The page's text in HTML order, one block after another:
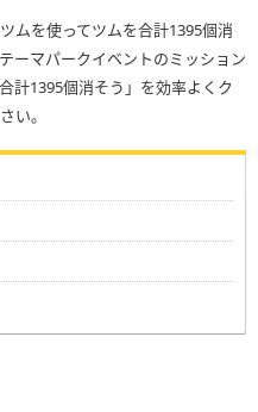
ムを使ってツムを合計1395個消
ーマパークイベントのミッション
計1395個消そう」を効率よくク
い。